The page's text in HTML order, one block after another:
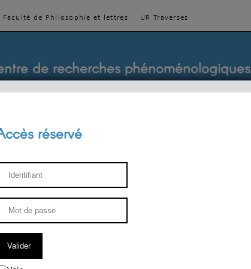
Faculté de Philosophie et lettres UR Traverses
de recherches phénoménologiques
ENSEIGNEMENT
réservé